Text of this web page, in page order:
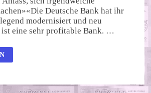
Deutsche Bank hat ihr
modernisiert und neu
eine sehr profitable Bank. …